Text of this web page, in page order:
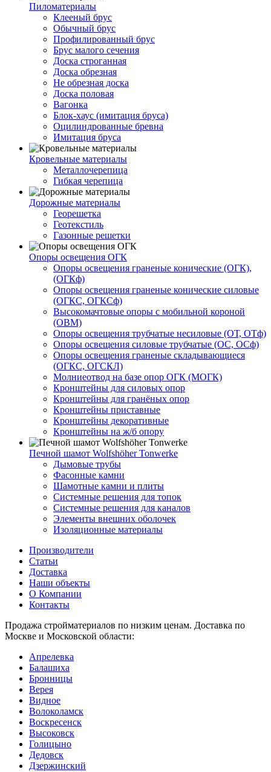
Пиломатериалы
Клееный брус
Обычный брус
Профилированный брус
Брус малого сечения
Доска строганная
Доска обрезная
Не обрезная доска
Доска половая
Вагонка
Блок-хаус (имитация бруса)
Оцилиндрованные бревна
Имитация бруса
Кровельные материалы
Металлочерепица
Гибкая черепица
Дорожные материалы
Георешетка
Геотекстиль
Газонные решетки
Опоры освещения ОГК
Опоры освещения граненые конические (ОГК),
(ОГКф)
Опоры освещения граненые конические силовые
(ОГКС, ОГКСф)
Высокомачтовые опоры с мобильной короной
(ОВМ)
Опоры освещения трубчатые несиловые (ОТ, ОТф)
Опоры освещения силовые трубчатые (ОС, ОСф)
Опоры освещения граненые складывающиеся
(ОГКС, ОГСКЛ)
Молниеотвод на базе опор ОГК (МОГК)
Кронштейны для силовых опор
Кронштейны для гранёных опор
Кронштейны приставные
Кронштейны декоративные
Кронштейны на ж/б опору
Печной шамот Wolfshöher Tonwerke
Дымовые трубы
Фасонные камни
Шамотные камни и плиты
Системные решения для топок
Системные решения для каналов
Элементы внешних оболочек
Изоляционные материалы
Производители
Статьи
Доставка
Наши объекты
О Компании
Контакты
Продажа стройматериалов по низким ценам. Доставка по
Москве и Московской области:
Апрелевка
Балашиха
Бронницы
Верея
Видное
Волоколамск
Воскресенск
Высоковск
Голицыно
Дедовск
Дзержинский